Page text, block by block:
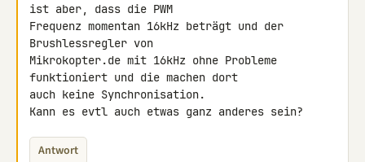
ist aber, dass die PWM
Frequenz momentan 16kHz beträgt und der
Brushlessregler von
Mikrokopter.de mit 16kHz ohne Probleme
funktioniert und die machen dort
auch keine Synchronisation.
Kann es evtl auch etwas ganz anderes sein?
Antwort